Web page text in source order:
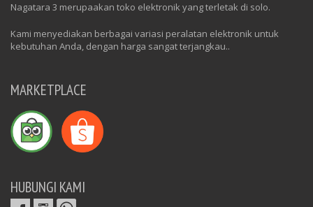
Nagatara 3 merupaakan toko elektronik yang terletak di solo.
Kami menyediakan berbagai variasi peralatan elektronik untuk
kebutuhan Anda, dengan harga sangat terjangkau..
MARKETPLACE
HUBUNGI KAMI